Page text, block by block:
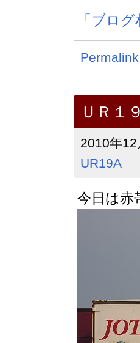
「ブロ
Permalink
ＵＲ１
2010年
UR19A
今日は赤